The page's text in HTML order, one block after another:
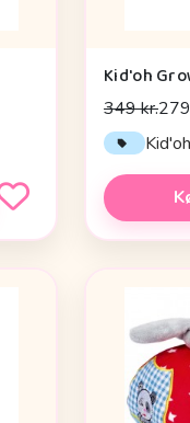
349 kr.
Kid'oh